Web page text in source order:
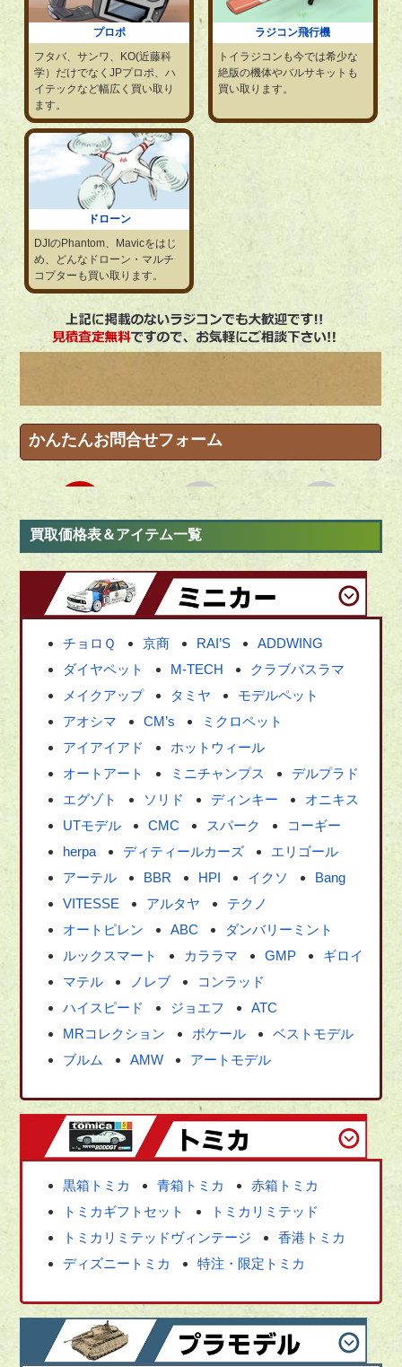
プロポ
フタバ、サンワ、KO(近藤科
学）だけでなくJPプロポ、ハ
イテックなど幅広く買い取り
ます。
ラジコン飛行機
トイラジコンも今では希少な
絶版の機体やバルサキットも
買い取ります。
ドローン
DJIのPhantom、Mavicをはじ
め、どんなドローン・マルチ
コプターも買い取ります。
買取価格表＆アイテム一覧
チョロＱ 京商 RAI’S
ADDWING
ダイヤペット
M-TECH
クラブバスラマ
メイクアップ
タミヤ
モデルペット
アオシマ
CM’s
ミクロペット
アイアイアド
ホットウィール
オートアート
ミニチャンプス
デルプラド
エグゾト
ソリド ディンキー
オニキス
UTモデル
CMC スパーク
コーギー
herpa
ディティールカーズ
エリゴール
アーテル
BBR HPI イクソ
Bang
VITESSE
アルタヤ
テクノ
オートピレン
ABC
ダンバリーミント
ルックスマート
カララマ GMP
ギロイ
マテル
ノレブ
コンラッド
ハイスピード
ジョエフ
ATC
MRコレクション
ポケール
ベストモデル
ブルム
AMW アートモデル
黒箱トミカ 青箱トミカ
赤箱トミカ
トミカギフトセット
トミカリミテッド
トミカリミテッドヴィンテージ
香港トミカ
ディズニートミカ
特注・限定トミカ